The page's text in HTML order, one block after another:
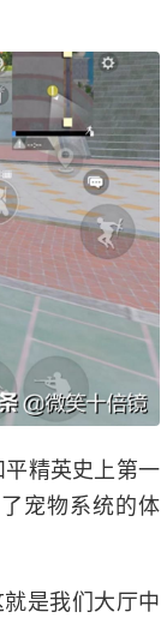
精英史上第一
宠物系统的体
是我们大厅中